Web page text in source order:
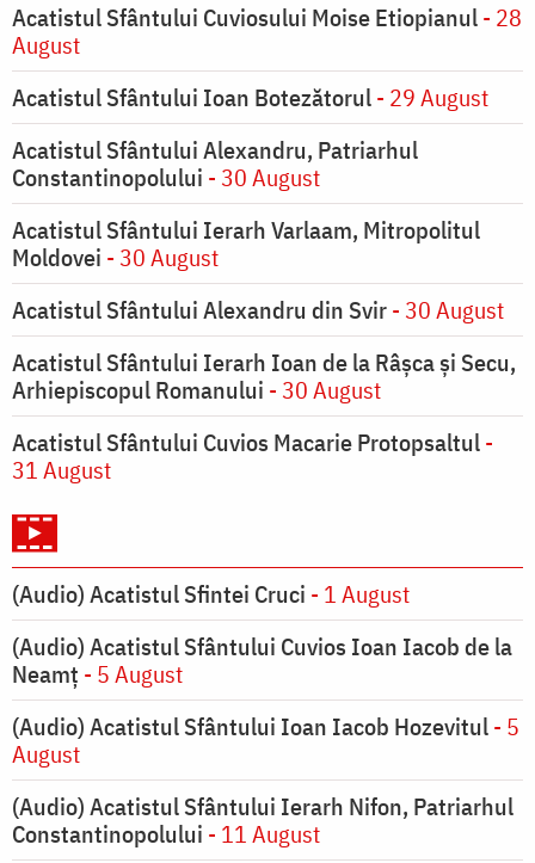
Acatistul Sfântului Cuviosului Moise Etiopianul- 28
August
Acatistul Sfântului Ioan Botezătorul- 29 August
Acatistul Sfântului Alexandru, Patriarhul
Constantinopolului - 30 August
Acatistul Sfântului Ierarh Varlaam, Mitropolitul
Moldovei - 30 August
Acatistul Sfântului Alexandru din Svir- 30 August
Acatistul Sfântului Ierarh Ioan de la Râşca şi Secu,
Arhiepiscopul Romanului - 30 August
Acatistul Sfântului Cuvios Macarie Protopsaltul-
31 August
(Audio) Acatistul Sfintei Cruci - 1 August
(Audio) Acatistul Sfântului Cuvios Ioan Iacob de la
Neamț - 5 August
(Audio) Acatistul Sfântului Ioan Iacob Hozevitul- 5
August
(Audio) Acatistul Sfântului Ierarh Nifon, Patriarhul
Constantinopolului - 11 August